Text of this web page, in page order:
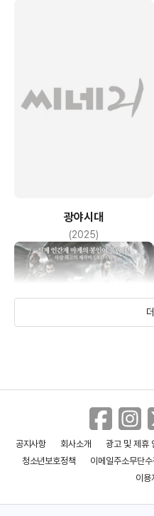
광야시대
(2025)
봉신연의: 조가풍운
공지사항 회사소개 광고 및 제휴
청소년보호정책
이메일주소무단
이용